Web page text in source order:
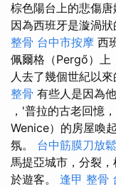
棕色陽台上的悲傷
因為西班牙是漩渦狀
整骨 台中市按摩 西
佩爾格（Pergő）上
人去了幾個世紀以來
整骨 有些人是因為
，'普拉的古老回憶
Wenice）的房屋喚
氛。 台中筋膜刀放鬆
馬提亞城市，分裂
於遊客。 逢甲 整骨